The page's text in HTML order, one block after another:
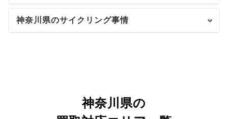
神奈川県のサイクリング事情
神奈川県の